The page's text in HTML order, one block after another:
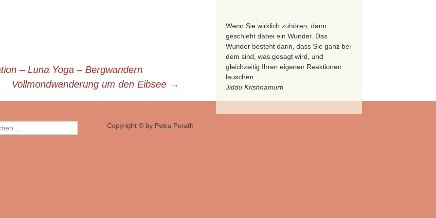
– Luna Yoga – Bergwandern
Vollmondwanderung um den Eibsee →
Wenn Sie wirklich zuhören, dann
geschieht dabei ein Wunder. Das
Wunder besteht darin, dass Sie ganz bei
dem sind, was gesagt wird, und
gleichzeitig Ihren eigenen Reaktionen
lauschen.
Jiddu Krishnamurti
Copyright © by Petra Porath